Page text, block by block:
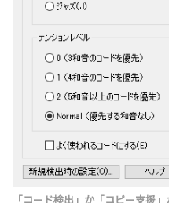
「コード検出」か「コピー支援